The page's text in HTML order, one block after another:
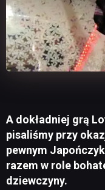
A dokładniej grą
pisaliśmy przy
pewnym
razem w role
dziewczyny.